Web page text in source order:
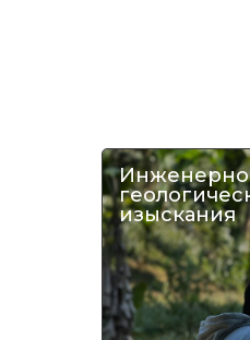
изыскания